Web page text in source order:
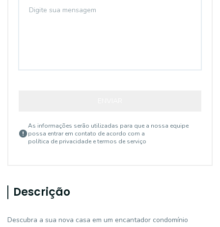
As informações serão utilizadas para que a nossa equipe
possa entrar em contato de acordo com a
política de privacidade e termos de serviço
Descrição
Descubra a sua nova casa em um encantador condomínio